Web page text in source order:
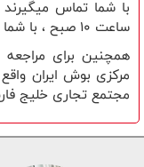
با شما تماس
ساعت 10 صبح ، با شما تماس گرفته خواهد شد).
همچنین برای
مرکزی بوش ایران
مجتمع تجاری خلیج